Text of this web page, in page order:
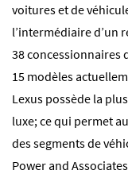
voitures et de
l’intermédiaire d’un
38 concessionnaires
15 modèles
Lexus possède la
luxe; ce qui permet
des segments de
Power and